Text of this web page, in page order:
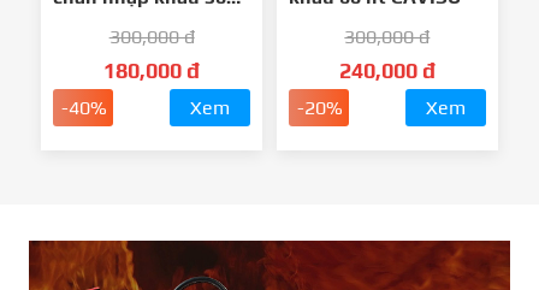
300,000 đ
180,000 đ
-40% Xem
300,000 đ
240,000 đ
-20% Xem